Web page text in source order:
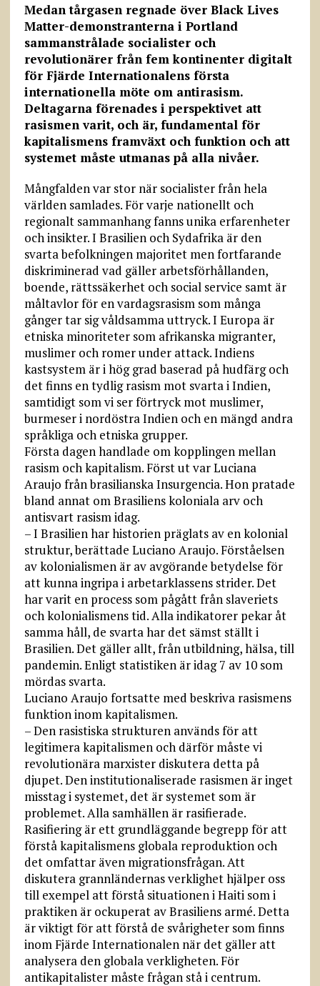
Medan tårgasen regnade över Black Lives
Matter-demonstranterna i Portland
sammanstrålade socialister och
revolutionärer från fem kontinenter digitalt
för Fjärde Internationalens första
internationella möte om antirasism.
Deltagarna förenades i perspektivet att
rasismen varit, och är, fundamental för
kapitalismens framväxt och funktion och att
systemet måste utmanas på alla nivåer.
Mångfalden var stor när socialister från hela
världen samlades. För varje nationellt och
regionalt sammanhang fanns unika erfarenheter
och insikter. I Brasilien och Sydafrika är den
svarta befolkningen majoritet men fortfarande
diskriminerad vad gäller arbetsförhållanden,
boende, rättssäkerhet och social service samt är
måltavlor för en vardagsrasism som många
gånger tar sig våldsamma uttryck. I Europa är
etniska minoriteter som afrikanska migranter,
muslimer och romer under attack. Indiens
kastsystem är i hög grad baserad på hudfärg och
det finns en tydlig rasism mot svarta i Indien,
samtidigt som vi ser förtryck mot muslimer,
burmeser i nordöstra Indien och en mängd andra
språkliga och etniska grupper.
Första dagen handlade om kopplingen mellan
rasism och kapitalism. Först ut var Luciana
Araujo från brasilianska Insurgencia. Hon pratade
bland annat om Brasiliens koloniala arv och
antisvart rasism idag.
– I Brasilien har historien präglats av en kolonial
struktur, berättade Luciano Araujo. Förståelsen
av kolonialismen är av avgörande betydelse för
att kunna ingripa i arbetarklassens strider. Det
har varit en process som pågått från slaveriets
och kolonialismens tid. Alla indikatorer pekar åt
samma håll, de svarta har det sämst ställt i
Brasilien. Det gäller allt, från utbildning, hälsa, till
pandemin. Enligt statistiken är idag 7 av 10 som
mördas svarta.
Luciano Araujo fortsatte med beskriva rasismens
funktion inom kapitalismen.
– Den rasistiska strukturen används för att
legitimera kapitalismen och därför måste vi
revolutionära marxister diskutera detta på
djupet. Den institutionaliserade rasismen är inget
misstag i systemet, det är systemet som är
problemet. Alla samhällen är rasifierade.
Rasifiering är ett grundläggande begrepp för att
förstå kapitalismens globala reproduktion och
det omfattar även migrationsfrågan. Att
diskutera grannländernas verklighet hjälper oss
till exempel att förstå situationen i Haiti som i
praktiken är ockuperat av Brasiliens armé. Detta
är viktigt för att förstå de svårigheter som finns
inom Fjärde Internationalen när det gäller att
analysera den globala verkligheten. För
antikapitalister måste frågan stå i centrum.